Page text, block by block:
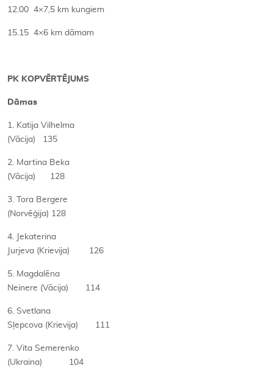
12.00 4×7,5 km kungiem
15.15 4×6 km dāmam
PK KOPVĒRTĒJUMS
Dāmas
1. Katija Vilhelma
(Vācija) 135
2. Martina Beka
(Vācija) 128
3. Tora Bergere
(Norvēģija) 128
4. Jekaterina
Jurjeva (Krievija) 126
5. Magdalēna
Neinere (Vācija) 114
6. Svetlana
Sļepcova (Krievija) 111
7. Vita Semerenko
(Ukraina) 104